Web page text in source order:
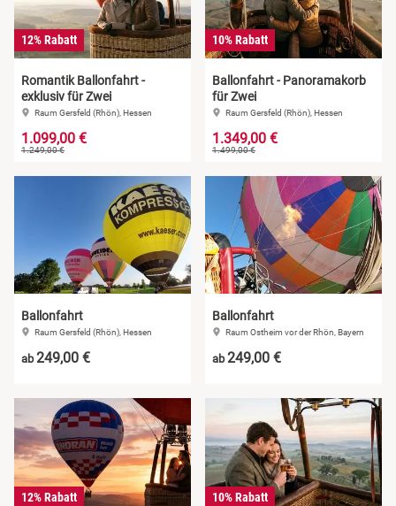
12% Rabatt
Romantik Ballonfahrt -
exklusiv für Zwei
Raum Gersfeld (Rhön), Hessen
1.099,00 €
1.249,00 €
10% Rabatt
Ballonfahrt - Panoramakorb
für Zwei
Raum Gersfeld (Rhön), Hessen
1.349,00 €
1.499,00 €
Ballonfahrt
Raum Gersfeld (Rhön), Hessen
ab249,00 €
Ballonfahrt
Raum Ostheim vor der Rhön, Bayern
ab249,00 €
12% Rabatt 10% Rabatt